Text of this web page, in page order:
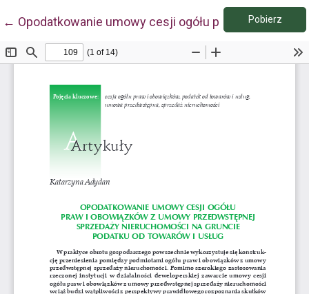
← Wróć do szczegółów artykułu
Opodatkowanie umowy cesji ogółu praw iPobierz